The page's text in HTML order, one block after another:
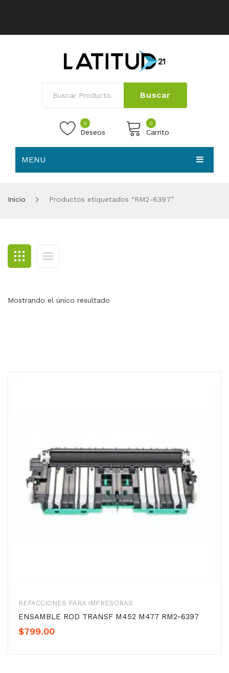
Buscar
0
Deseos
0
Carrito
MENU
BLOG
CONTACTO
Inicio Productos etiquetados “RM2-6397”
Mostrando el único resultado
REFACCIONES PARA IMPRESORAS
ENSAMBLE ROD TRANSF M452 M477 RM2-6397
$799.00